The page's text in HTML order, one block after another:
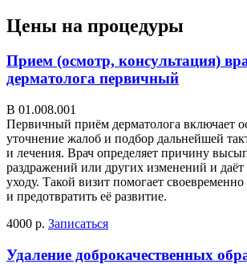
Цены на процедуры
Прием (осмотр, консультация)
дерматолога первичный
В 01.008.001
Первичный приём дерматолога включает
уточнение жалоб и подбор дальнейшей
и лечения. Врач определяет причину
раздражений или других изменений и
уходу. Такой визит помогает
и предотвратить её развитие.
4000 р. Записаться
Удаление доброкачественных